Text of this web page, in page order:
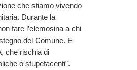
che stiamo vivendo
Durante la
fare l’elemosina a chi
del Comune. E
che rischia di
o stupefacenti”.